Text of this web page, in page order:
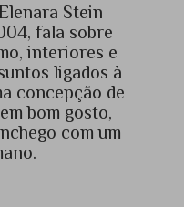
Stein
fala sobre
interiores e
ligados à
concepção de
bom gosto,
com um